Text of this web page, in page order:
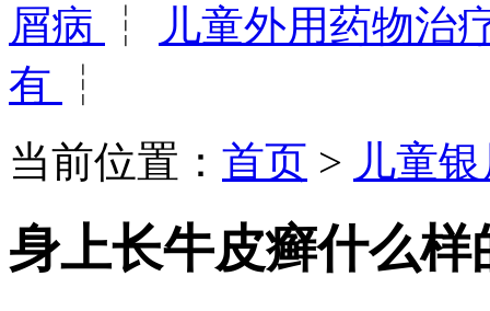
屑病
┆
儿童外用药物治
有
┆
当前位置： 首页 > 儿童
身上长牛皮癣什么样